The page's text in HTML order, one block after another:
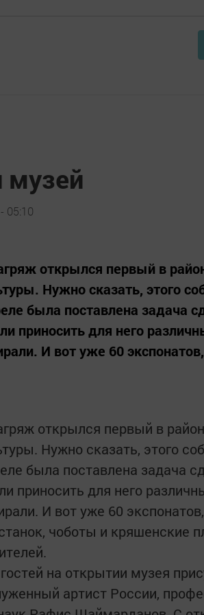
05:10
открылся первый в
Нужно сказать, этого
была поставлена задача
приносить для него
И вот уже 60
открылся первый в
Нужно сказать, этого
была поставлена задача
приносить для него
И вот уже 60
чоботы и кряшенские
на открытии музея
артист России,